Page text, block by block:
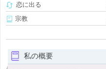
恋に出る
宗教
私の概要